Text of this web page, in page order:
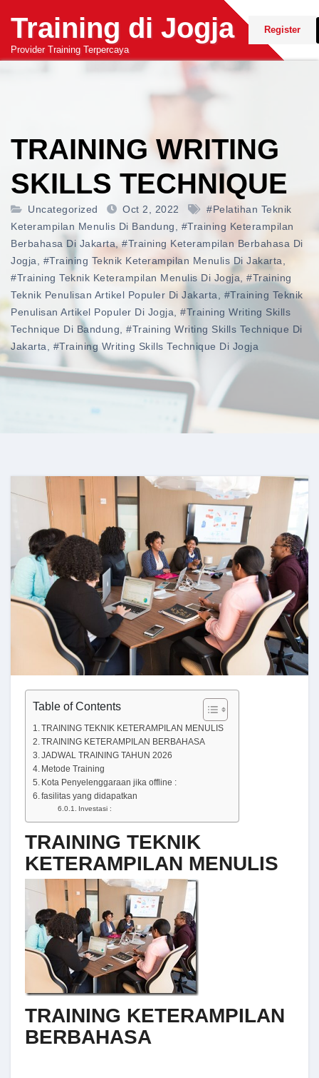
content
Training di Jogja
Provider Training Terpercaya
Register
TRAINING WRITING
SKILLS TECHNIQUE
Uncategorized Oct 2, 2022
#pelatihan Teknik
Keterampilan Menulis Di Bandung
#training Keterampilan
Berbahasa Di Jakarta,#training Keterampilan Berbahasa Di
Jogja
#training Teknik Keterampilan Menulis Di Jakarta
#training Teknik Keterampilan Menulis Di Jogja
#training
Teknik Penulisan Artikel Populer Di Jakarta
#training Teknik
Penulisan Artikel Populer Di Jogja
#training Writing Skills
Technique Di Bandung
#training Writing Skills Technique Di
Jakarta
#training Writing Skills Technique Di Jogja
Table of Contents
TRAINING TEKNIK KETERAMPILAN MENULIS
TRAINING KETERAMPILAN BERBAHASA
JADWAL TRAINING TAHUN 2026
Metode Training
Kota Penyelenggaraan jika offline :
fasilitas yang didapatkan
Investasi :
TRAINING TEKNIK
KETERAMPILAN MENULIS
TRAINING KETERAMPILAN
BERBAHASA